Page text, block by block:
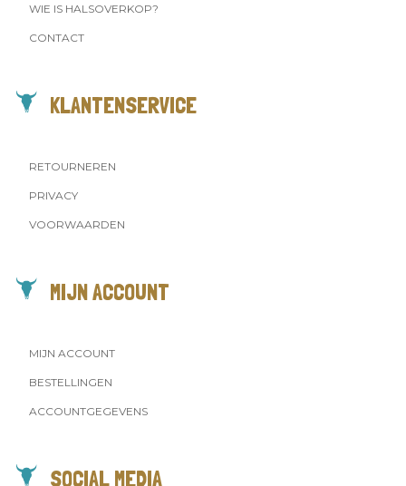
WIE IS HALSOVERKOP?
CONTACT
KLANTENSERVICE
RETOURNEREN
PRIVACY
VOORWAARDEN
MIJN ACCOUNT
MIJN ACCOUNT
BESTELLINGEN
ACCOUNTGEGEVENS
SOCIAL MEDIA